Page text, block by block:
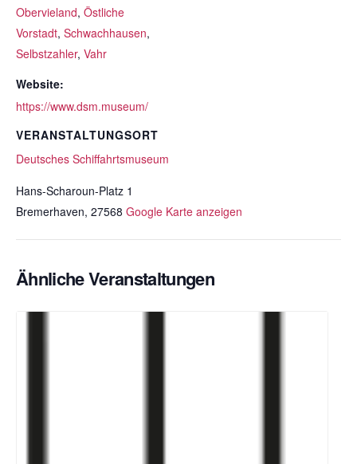
Obervieland, Östliche
Vorstadt, Schwachhausen,
Selbstzahler, Vahr
Website:
https://www.dsm.museum/
VERANSTALTUNGSORT
Deutsches Schiffahrtsmuseum
Hans-Scharoun-Platz 1
Bremerhaven, 27568 Google Karte anzeigen
Ähnliche Veranstaltungen